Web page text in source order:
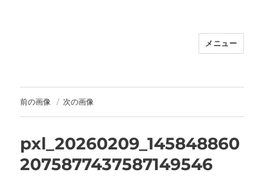
福岡｜天神/今泉/薬院の美容室｜moi
30代からの大人の本気ケアサロン｜オ
フィシャルサイト｜福岡天神エリアで
早朝7時から深夜24時まで営業｜天然
100％ハナヘナ｜湯シャン｜
メニュー
前の画像 次の画像
pxl_20260209_145848860
2075877437587149546